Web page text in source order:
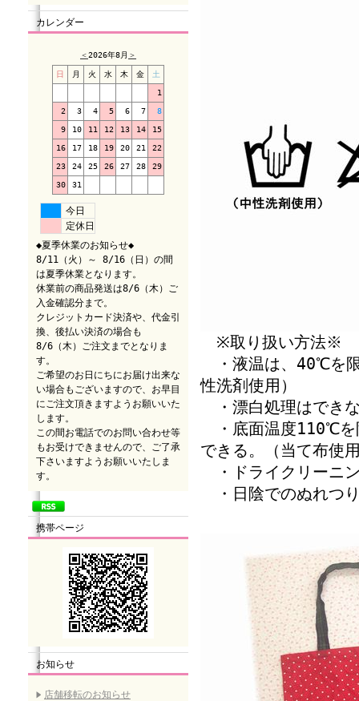
カレンダー
＜2026年8月 ＞
日 月 火 水 木 金 土
1
2 3 4 5 6 7 8
9 10 11 12 13 14 15
16 17 18 19 20 21 22
23 24 25 26 27 28 29
30 31
今日
定休日
◆夏季休業のお知らせ◆
8/11（火）～ 8/16（日）の間
は夏季休業となります。
休業前の商品発送は8/6（木）ご
入金確認分まで。
クレジットカード決済や、代金引
換、後払い決済の場合も
8/6（木）ご注文までとなりま
す。
ご希望のお日にちにお届け出来な
い場合もございますので、お早目
にご注文頂きますようお願いいた
します。
この間お電話でのお問い合わせ等
もお受けできませんので、ご了承
下さいますようお願いいたしま
す。
携帯ページ
お知らせ
店舗移転のお知らせ
※取り扱い方法※
・液温は、40℃を
性洗剤使用）
・漂白処理はでき
・底面温度110℃を
できる。（当て布使
・ドライクリーニ
・日陰でのぬれつ